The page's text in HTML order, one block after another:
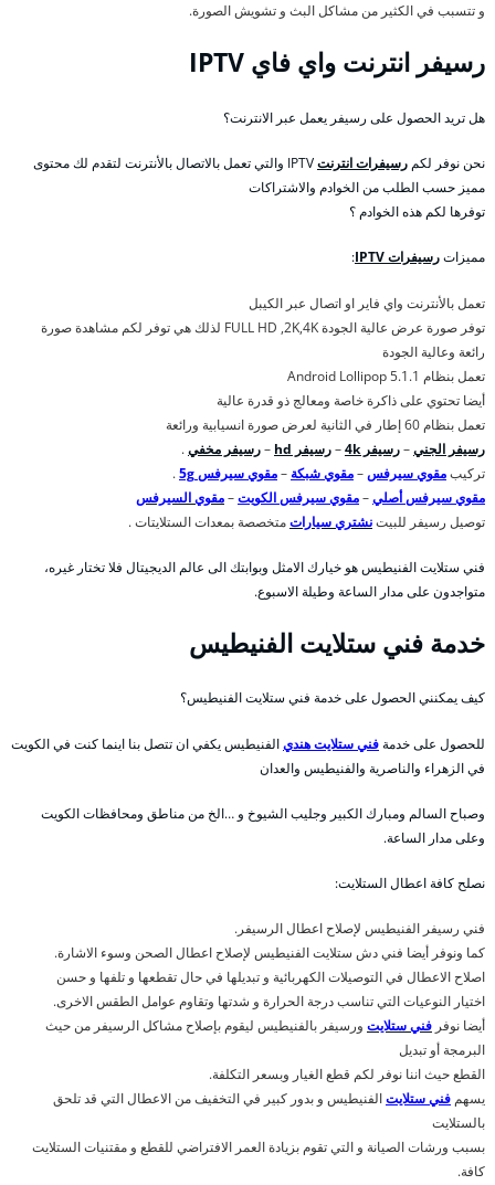
و تتسبب في الكثير من مشاكل البث و تشويش الصورة.
رسيفر انترنت واي فاي IPTV
هل تريد الحصول على رسيفر يعمل عبر الانترنت؟
نحن نوفر لكم رسيفرات انترنت
IPTV والتي تعمل بالاتصال بالأنترنت لتقدم لك محتوى
مميز حسب الطلب من الخوادم والاشتراكات
توفرها لكم هذه الخوادم ؟
مميزاترسيفرات IPTV :
تعمل بالأنترنت واي فاير او اتصال عبر الكيبل
توفر صورة عرض عالية الجودة FULL HD ,2K,4K لذلك هي توفر لكم مشاهدة صورة
رائعة وعالية الجودة
تعمل بنظام Android Lollipop 5.1.1
أيضا تحتوي على ذاكرة خاصة ومعالج ذو قدرة عالية
تعمل بنظام 60 إطار في الثانية لعرض صورة انسيابية ورائعة
رسيفر الجني–رسيفر 4k –رسيفر hd –رسيفر مخفي.
تركيبمقوي سيرفس–مقوي شبكة –مقوي سيرفس 5g
.
مقوي سيرفس أصلي–مقوي سيرفس الكويت–مقوي السيرفس
توصيل رسيفر للبيتنشتري سياراتمتخصصة بمعدات الستلايتات .
فني ستلايت الفنيطيس هو خيارك الامثل وبوابتك الى عالم الديجيتال فلا تختار غيره،
متواجدون على مدار الساعة وطيلة الاسبوع.
خدمة فني ستلايت الفنيطيس
كيف يمكنني الحصول على خدمة فني ستلايت الفنيطيس؟
للحصول على خدمةفني ستلايت هنديالفنيطيس يكفي ان تتصل بنا اينما كنت في الكويت
في الزهراء والناصرية والفنيطيس والعدان
وصباح السالم ومبارك الكبير وجليب الشيوخ و …الخ من مناطق ومحافظات الكويت
وعلى مدار الساعة.
نصلح كافة اعطال الستلايت:
فني رسيفر الفنيطيس لإصلاح اعطال الرسيفر.
كما ونوفر أيضا فني دش ستلايت الفنيطيس لإصلاح اعطال الصحن وسوء الاشارة.
اصلاح الاعطال في التوصيلات الكهربائية و تبديلها في حال تقطعها و تلفها و حسن
اختيار النوعيات التي تناسب درجة الحرارة و شدتها وتقاوم عوامل الطقس الاخرى.
أيضا نوفر فني ستلايت ورسيفر بالفنيطيس ليقوم بإصلاح مشاكل الرسيفر من حيث
البرمجة أو تبديل
القطع حيث اننا نوفر لكم قطع الغيار وبسعر التكلفة.
يسهم فني ستلايتالفنيطيس و بدور كبير في التخفيف من الاعطال التي قد تلحق
بالستلايت
بسبب ورشات الصيانة و التي تقوم بزيادة العمر الافتراضي للقطع و مقتنيات الستلايت
كافة.